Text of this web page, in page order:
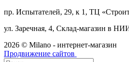
пр. Испытателей, 29, к 1, ТЦ
ул. Заречная, 4, Склад-магазин в
2026 © Milano - интернет-магазин
Продвижение сайтов